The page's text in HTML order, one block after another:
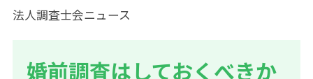
法人調査士会ニュース
婚前調査はしておくべきか